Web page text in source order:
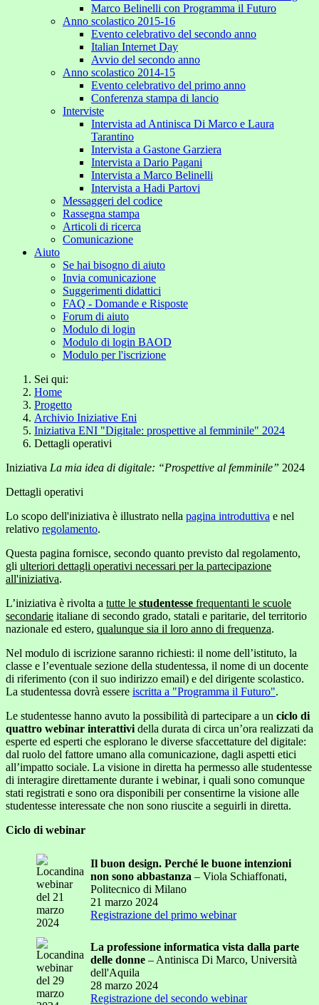
Marco Belinelli con Programma il Futuro
Anno scolastico 2015-16
Evento celebrativo del secondo anno
Italian Internet Day
Avvio del secondo anno
Anno scolastico 2014-15
Evento celebrativo del primo anno
Conferenza stampa di lancio
Interviste
Intervista ad Antinisca Di Marco e Laura
Tarantino
Intervista a Gastone Garziera
Intervista a Dario Pagani
Intervista a Marco Belinelli
Intervista a Hadi Partovi
Messaggeri del codice
Rassegna stampa
Articoli di ricerca
Comunicazione
Aiuto
Se hai bisogno di aiuto
Invia comunicazione
Suggerimenti didattici
FAQ - Domande e Risposte
Forum di aiuto
Modulo di login
Modulo di login BAOD
Modulo per l'iscrizione
Sei qui:
Home
Progetto
Archivio Iniziative Eni
Iniziativa ENI "Digitale: prospettive al femminile" 2024
Dettagli operativi
Iniziativa La mia idea di digitale: “Prospettive al femminile” 2024
Dettagli operativi
Lo scopo dell'iniziativa è illustrato nella pagina introduttiva e nel
relativo regolamento.
Questa pagina fornisce, secondo quanto previsto dal regolamento,
gli ulteriori dettagli operativi necessari per la partecipazione
all'iniziativa.
L’iniziativa è rivolta a tutte le studentesse frequentanti le scuole
secondarie italiane di secondo grado, statali e paritarie, del territorio
nazionale ed estero, qualunque sia il loro anno di frequenza.
Nel modulo di iscrizione saranno richiesti: il nome dell’istituto, la
classe e l’eventuale sezione della studentessa, il nome di un docente
di riferimento (con il suo indirizzo email) e del dirigente scolastico.
La studentessa dovrà essere iscritta a "Programma il Futuro".
Le studentesse hanno avuto la possibilità di partecipare a un ciclo di
quattro webinar interattivi della durata di circa un’ora realizzati da
esperte ed esperti che esplorano le diverse sfaccettature del digitale:
dal ruolo del fattore umano alla comunicazione, dagli aspetti etici
all’impatto sociale. La visione in diretta ha permesso alle studentesse
di interagire direttamente durante i webinar, i quali sono comunque
stati registrati e sono ora disponibili per consentirne la visione alle
studentesse interessate che non sono riuscite a seguirli in diretta.
Ciclo di webinar
Il buon design. Perché le buone intenzioni
non sono abbastanza – Viola Schiaffonati,
Politecnico di Milano
21 marzo 2024
Registrazione del primo webinar
La professione informatica vista dalla parte
delle donne – Antinisca Di Marco, Università
dell'Aquila
28 marzo 2024
Registrazione del secondo webinar